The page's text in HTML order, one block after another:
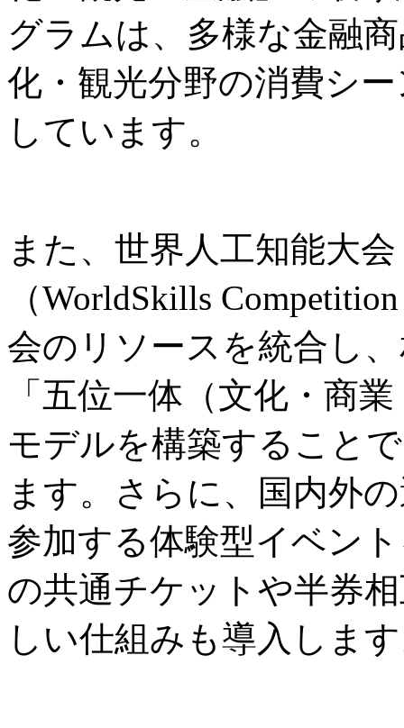
グラムは、多様な金融
化・観光分野の消費シ
しています。
また、世界人工知能大
（WorldSkills
会のリソースを統合し
「五位一体（文化・商
モデルを構築すること
ます。さらに、国内外
参加する体験型イベン
の共通チケットや半券
しい仕組みも導入しま